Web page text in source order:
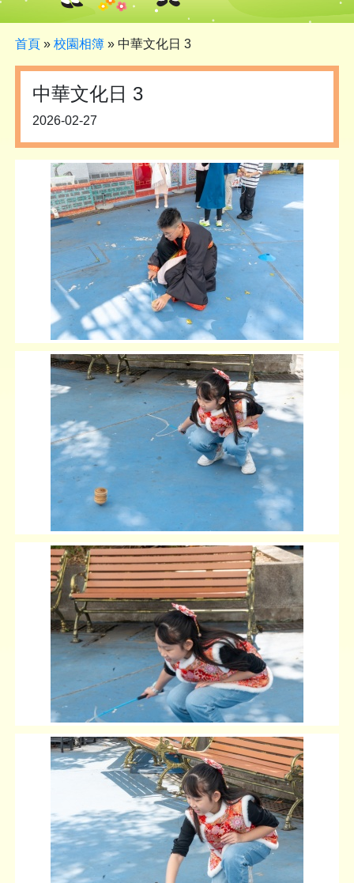
首頁 » 校園相簿 » 中華文化日 3
中華文化日 3
2026-02-27